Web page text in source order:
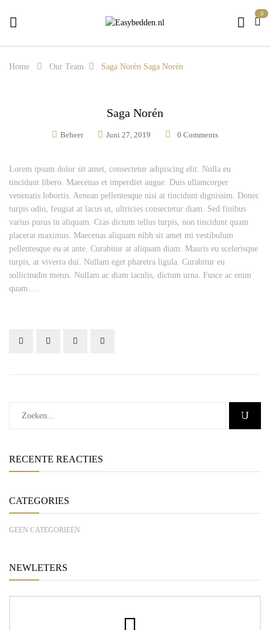
0
Home Our Team Saga Norén Saga Norén
RECENTE REACTIES
CATEGORIES
GEEN CATEGORIEËN
NEWLETERS
Saga Norén
Beheer Juni 27, 2019 0 Comments
Lorem ipsum dolor sit amet, consectetur adipiscing elit. Nulla eu
tincidunt libero. Maecenas et imperdiet augue. Duis ullamcorper
venenatis lobortis. Aenean pellentesque nisi at tincidunt dignissim. Donec
turpis odio, feugiat at lacus ut, ultricies consectetur diam. Sed finibus
varius purus in aliquam. Cras dictum tellus turpis, non tincidunt quam
placerat maximus. Maecenas aliquam nibh sit amet mi vestibulum
pellentesque eu at ante. Curabitur at aliquam diam. Mauris eu scelerisque
turpis, at viverra dui. Nullam eget pharetra ligula. Curabitur eu
sollicitudin metus. Nullam ac diam iaculis, dictum urna. Fusce ac enim
quam….